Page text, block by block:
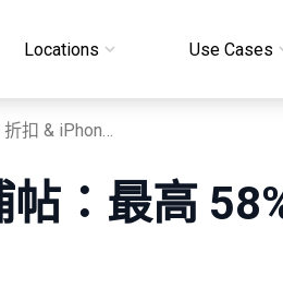
Locations Use Cases
AdsPower 九月超級大補帖：最高 58% 折扣 & iPhone 抽獎
：最高